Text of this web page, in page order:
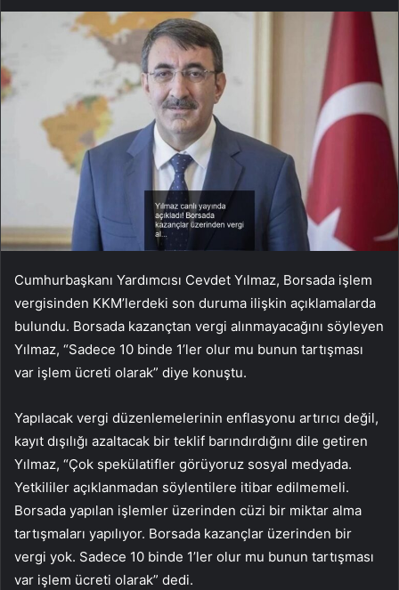
Cumhurbaşkanı Yardımcısı Cevdet Yılmaz, Borsada işlem
vergisinden KKM’lerdeki son duruma ilişkin açıklamalarda
bulundu. Borsada kazançtan vergi alınmayacağını söyleyen
Yılmaz, “Sadece 10 binde 1’ler olur mu bunun tartışması
var işlem ücreti olarak” diye konuştu.
Yapılacak vergi düzenlemelerinin enflasyonu artırıcı değil,
kayıt dışılığı azaltacak bir teklif barındırdığını dile getiren
Yılmaz, “Çok spekülatifler görüyoruz sosyal medyada.
Yetkililer açıklanmadan söylentilere itibar edilmemeli.
Borsada yapılan işlemler üzerinden cüzi bir miktar alma
tartışmaları yapılıyor. Borsada kazançlar üzerinden bir
vergi yok. Sadece 10 binde 1’ler olur mu bunun tartışması
var işlem ücreti olarak” dedi.